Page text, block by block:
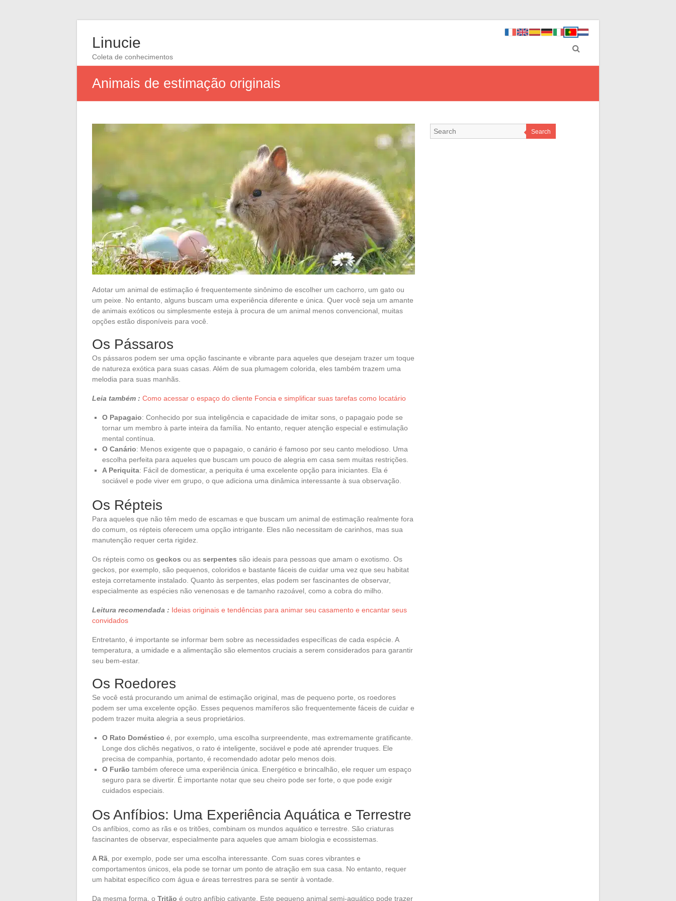
Linucie
Coleta de conhecimentos
Animais de estimação originais
Adotar um animal de estimação é frequentemente sinônimo de escolher um cachorro, um gato ou
um peixe. No entanto, alguns buscam uma experiência diferente e única. Quer você seja um amante
de animais exóticos ou simplesmente esteja à procura de um animal menos convencional, muitas
opções estão disponíveis para você.
Os Pássaros
Os pássaros podem ser uma opção fascinante e vibrante para aqueles que desejam trazer um toque
de natureza exótica para suas casas. Além de sua plumagem colorida, eles também trazem uma
melodia para suas manhãs.
Leia também : Como acessar o espaço do cliente Foncia e simplificar suas tarefas como locatário
O Papagaio: Conhecido por sua inteligência e capacidade de imitar sons, o papagaio pode se
tornar um membro à parte inteira da família. No entanto, requer atenção especial e estimulação
mental contínua.
O Canário: Menos exigente que o papagaio, o canário é famoso por seu canto melodioso. Uma
escolha perfeita para aqueles que buscam um pouco de alegria em casa sem muitas restrições.
A Periquita: Fácil de domesticar, a periquita é uma excelente opção para iniciantes. Ela é
sociável e pode viver em grupo, o que adiciona uma dinâmica interessante à sua observação.
Os Répteis
Para aqueles que não têm medo de escamas e que buscam um animal de estimação realmente fora
do comum, os répteis oferecem uma opção intrigante. Eles não necessitam de carinhos, mas sua
manutenção requer certa rigidez.
Os répteis como os geckos ou as serpentes são ideais para pessoas que amam o exotismo. Os
geckos, por exemplo, são pequenos, coloridos e bastante fáceis de cuidar uma vez que seu habitat
esteja corretamente instalado. Quanto às serpentes, elas podem ser fascinantes de observar,
especialmente as espécies não venenosas e de tamanho razoável, como a cobra do milho.
Leitura recomendada : Ideias originais e tendências para animar seu casamento e encantar seus
convidados
Entretanto, é importante se informar bem sobre as necessidades específicas de cada espécie. A
temperatura, a umidade e a alimentação são elementos cruciais a serem considerados para garantir
seu bem-estar.
Os Roedores
Se você está procurando um animal de estimação original, mas de pequeno porte, os roedores
podem ser uma excelente opção. Esses pequenos mamíferos são frequentemente fáceis de cuidar e
podem trazer muita alegria a seus proprietários.
O Rato Doméstico é, por exemplo, uma escolha surpreendente, mas extremamente gratificante.
Longe dos clichês negativos, o rato é inteligente, sociável e pode até aprender truques. Ele
precisa de companhia, portanto, é recomendado adotar pelo menos dois.
O Furão também oferece uma experiência única. Energético e brincalhão, ele requer um espaço
seguro para se divertir. É importante notar que seu cheiro pode ser forte, o que pode exigir
cuidados especiais.
Os Anfíbios: Uma Experiência Aquática e Terrestre
Os anfíbios, como as rãs e os tritões, combinam os mundos aquático e terrestre. São criaturas
fascinantes de observar, especialmente para aqueles que amam biologia e ecossistemas.
A Rã , por exemplo, pode ser uma escolha interessante. Com suas cores vibrantes e
comportamentos únicos, ela pode se tornar um ponto de atração em sua casa. No entanto, requer
um habitat específico com água e áreas terrestres para se sentir à vontade.
Da mesma forma, o Tritão é outro anfíbio cativante. Este pequeno animal semi-aquático pode trazer
Search